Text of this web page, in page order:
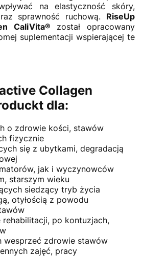
na elastyczność skóry,
sprawność ruchową. RiseUp
CaliVita® został opracowany
suplementacji wspierającej te
Collagen
dla:
o zdrowie kości, stawów
fizycznie
się z ubytkami, degradacją
jak i wyczynowców
starszym wieku
siedzący tryb życia
otyłością z powodu
po kontuzjach,
wesprzeć zdrowie stawów
zajęć, pracy